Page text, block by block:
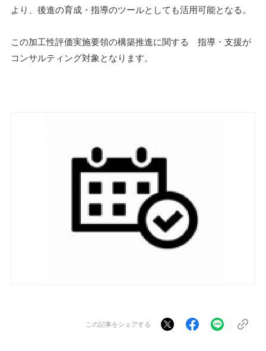
より、後進の育成・指導のツールとしても活用可能となる。
この加工性評価実施要領の構築推進に関する 指導・支援が
コンサルティング対象となります。
この記事をシェアする